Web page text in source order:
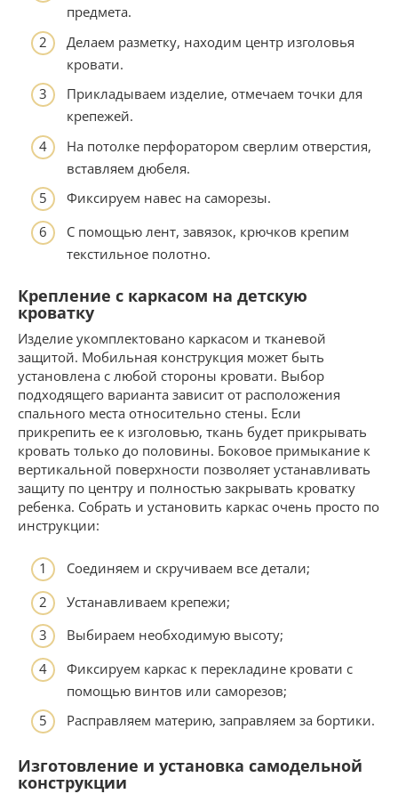
предмета.
Делаем разметку, находим центр изголовья
кровати.
Прикладываем изделие, отмечаем точки для
крепежей.
На потолке перфоратором сверлим отверстия,
вставляем дюбеля.
Фиксируем навес на саморезы.
С помощью лент, завязок, крючков крепим
текстильное полотно.
Крепление с каркасом на детскую
кроватку
Изделие укомплектовано каркасом и тканевой
защитой. Мобильная конструкция может быть
установлена с любой стороны кровати. Выбор
подходящего варианта зависит от расположения
спального места относительно стены. Если
прикрепить ее к изголовью, ткань будет прикрывать
кровать только до половины. Боковое примыкание к
вертикальной поверхности позволяет устанавливать
защиту по центру и полностью закрывать кроватку
ребенка. Собрать и установить каркас очень просто по
инструкции:
Соединяем и скручиваем все детали;
Устанавливаем крепежи;
Выбираем необходимую высоту;
Фиксируем каркас к перекладине кровати с
помощью винтов или саморезов;
Расправляем материю, заправляем за бортики.
Изготовление и установка самодельной
конструкции